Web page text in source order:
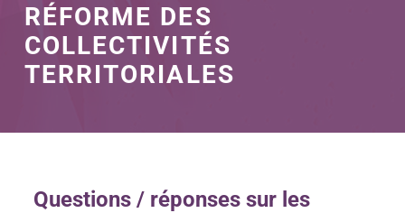
RÉFORME DES
COLLECTIVITÉS
TERRITORIALES
Questions / réponses sur les